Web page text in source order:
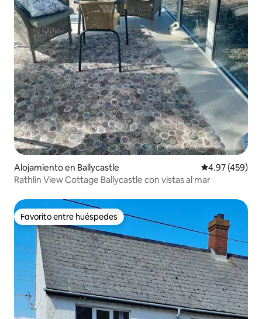
Alojamiento en Ballycastle Calificación
4.97 (459)
Rathlin View Cottage Ballycastle con vistas al mar
Favorito entre huéspedes
Favorito entre huéspedes